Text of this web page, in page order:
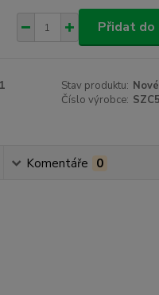
Přidat do
Stav produktu: Nové
Číslo výrobce:
Komentáře 0